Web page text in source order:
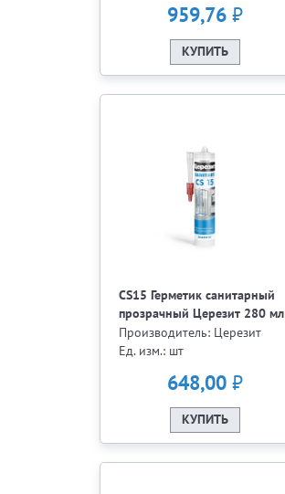
959,76₽
КУПИТЬ
CS15 Герметик санитарный
прозрачный Церезит 280 мл
Производитель: Церезит
Ед. изм.: шт
648,00₽
КУПИТЬ